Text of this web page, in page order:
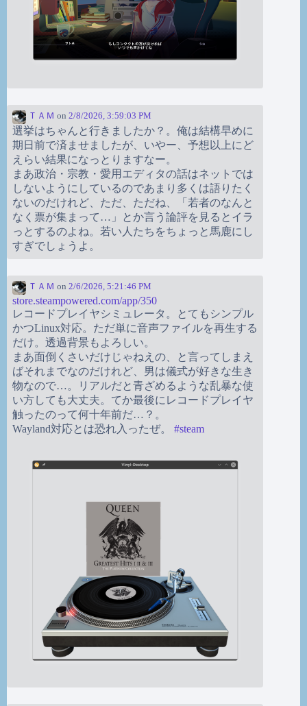
ＴＡＭ on 2/8/2026, 3:59:03 PM
選挙はちゃんと行きましたか？。俺は結構早めに
期日前で済ませましたが、いやー、予想以上にど
えらい結果になっとりますなー。
まあ政治・宗教・愛用エディタの話はネットでは
しないようにしているのであまり多くは語りたく
ないのだけれど、ただ、ただね、「若者のなんと
なく票が集まって…」とか言う論評を見るとイラ
っとするのよね。若い人たちをちょっと馬鹿にし
すぎでしょうよ。
ＴＡＭ on 2/6/2026, 5:21:46 PM
store.steampowered.com/app/350
レコードプレイヤシミュレータ。とてもシンプル
かつLinux対応。ただ単に音声ファイルを再生する
だけ。透過背景もよろしい。
まあ面倒くさいだけじゃねえの、と言ってしまえ
ばそれまでなのだけれど、男は儀式が好きな生き
物なので…。リアルだと青ざめるような乱暴な使
い方しても大丈夫。てか最後にレコードプレイヤ
触ったのって何十年前だ…？。
Wayland対応とは恐れ入ったぜ。 #steam